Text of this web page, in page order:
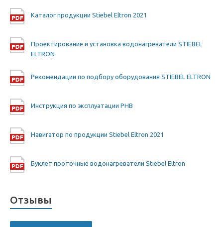
Каталог продукции Stiebel Eltron 2021
Проектирование и установка водонагреватели STIEBEL
ELTRON
Рекомендации по подбору оборудования STIEBEL ELTRON
Инструкция по эксплуатации PHB
Навигатор по продукции Stiebel Eltron 2021
Буклет проточные водонагреватели Stiebel Eltron
Отзывы